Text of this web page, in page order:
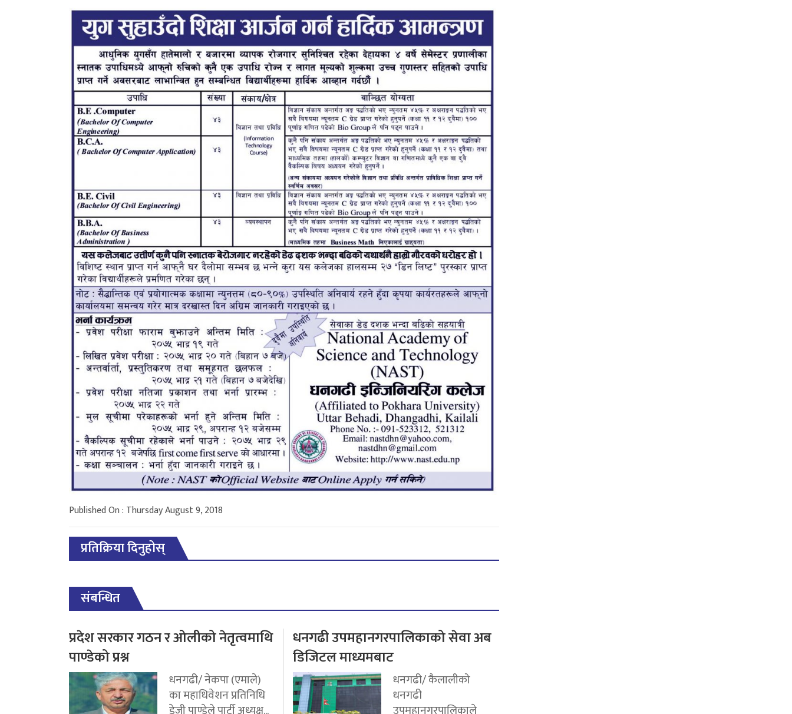
Published On : Thursday August 9, 2018
प्रतिक्रिया दिनुहोस्
संबन्धित
प्रदेश सरकार गठन र ओलीको नेतृत्वमाथि
पाण्डेको प्रश्न
धनगढी/ नेकपा (एमाले)
का महाधिवेशन प्रतिनिधि
धनगढी उपमहानगरपालिकाको सेवा अब
डिजिटल माध्यमबाट
धनगढी/ कैलालीको
धनगढी